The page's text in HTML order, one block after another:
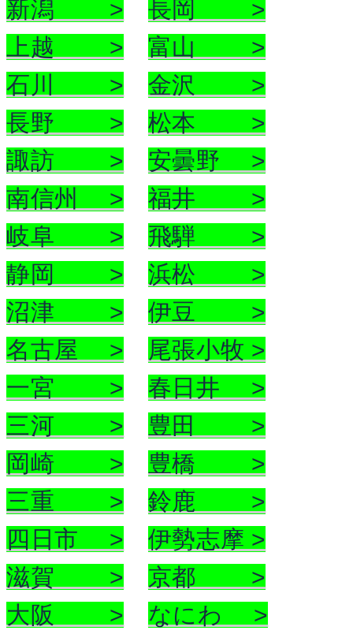
新潟 >
長岡 >
上越 >
富山 >
石川 >
金沢 >
長野 >
松本 >
諏訪 >
安曇野 >
南信州 >
福井 >
岐阜 >
飛騨 >
静岡 >
浜松 >
沼津 >
伊豆 >
名古屋 >
尾張小牧 >
一宮 >
春日井 >
三河 >
豊田 >
岡崎 >
豊橋 >
三重 >
鈴鹿 >
四日市 >
伊勢志摩 >
滋賀 >
京都 >
大阪 >
なにわ >